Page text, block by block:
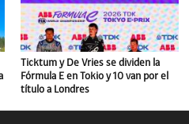
Ticktum y De Vries se dividen la
Fórmula E en Tokio y 10 van por el
título a Londres